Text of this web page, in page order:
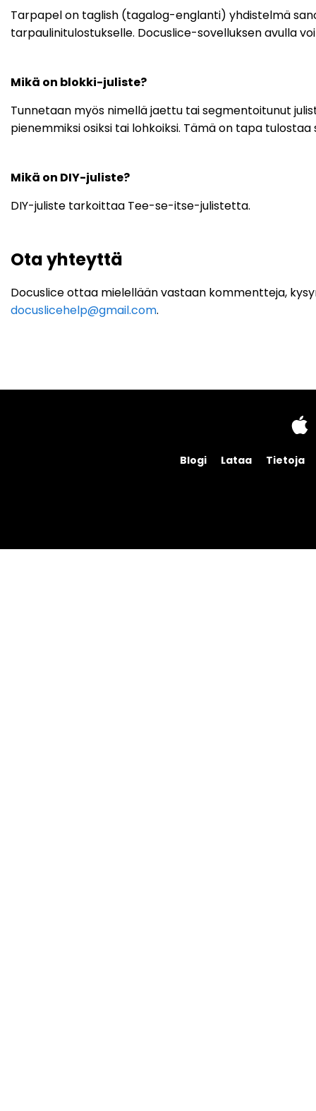
Tarpapel on taglish (tagalog-englanti) yhdistelmä
tarpaulinitulostukselle. Docuslice-sovelluksen avulla
Mikä on blokki-juliste?
Tunnetaan myös nimellä jaettu tai segmentoitunut
pienemmiksi osiksi tai lohkoiksi. Tämä on tapa tulostaa
Mikä on DIY-juliste?
DIY-juliste tarkoittaa Tee-se-itse-julistetta.
Ota yhteyttä
Docuslice ottaa mielellään vastaan kommentteja,
docuslicehelp@gmail.com.
Blogi Lataa Tietoja